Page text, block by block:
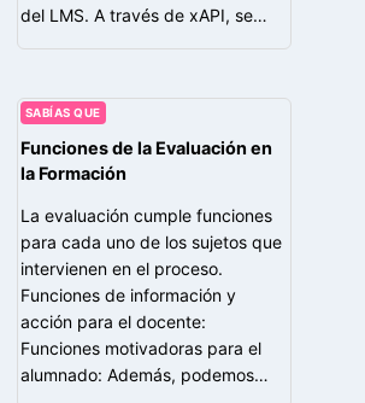
del LMS. A través de xAPI, se…
SABÍAS QUE
Funciones de la Evaluación en
la Formación
La evaluación cumple funciones
para cada uno de los sujetos que
intervienen en el proceso.
Funciones de información y
acción para el docente:
Funciones motivadoras para el
alumnado: Además, podemos…